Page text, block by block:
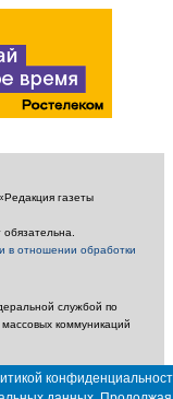
газеты
в отношении обработки
службой по
коммуникаций
газеты «Калужская